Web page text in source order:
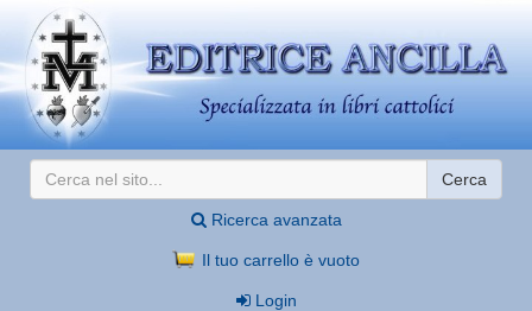
Cerca
Ricerca avanzata
Il tuo carrello è vuoto
Login